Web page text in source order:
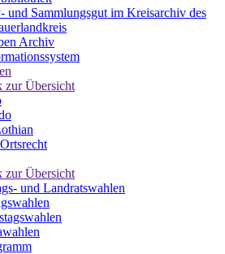
und Sammlungsgut im Kreisarchiv des
Archiv
zur Übersicht
zur Übersicht
und Landratswahlen